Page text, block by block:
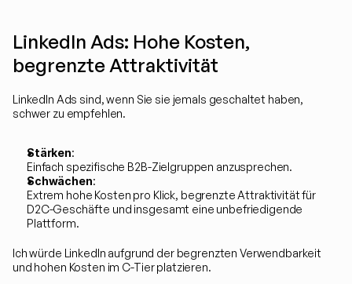
LinkedIn Ads: Hohe Kosten,
begrenzte Attraktivität
LinkedIn Ads sind, wenn Sie sie jemals geschaltet haben,
schwer zu empfehlen.
Stärken:
Einfach spezifische B2B-Zielgruppen anzusprechen.
Schwächen:
Extrem hohe Kosten pro Klick, begrenzte Attraktivität für
D2C-Geschäfte und insgesamt eine unbefriedigende
Plattform.
Ich würde LinkedIn aufgrund der begrenzten Verwendbarkeit
und hohen Kosten im C-Tier platzieren.